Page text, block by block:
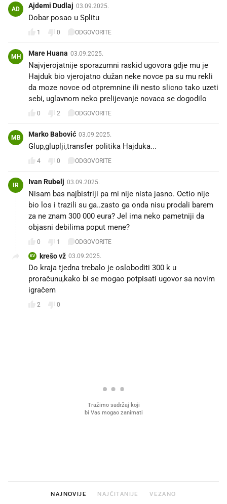
AD Ajdemi Dudlaj 03.09.2025.
Dobar posao u Splitu
1 0 ODGOVORITE
MH Mare Huana 03.09.2025.
Najvjerojatnije sporazumni raskid ugovora gdje mu je
Hajduk bio vjerojatno dužan neke novce pa su mu rekli
da moze novce od otpremnine ili nesto slicno tako uzeti
sebi, uglavnom neko prelijevanje novaca se dogodilo
0 2 ODGOVORITE
MB Marko Babović 03.09.2025.
Glup,gluplji,transfer politika Hajduka...
4 0 ODGOVORITE
IR Ivan Rubelj 03.09.2025.
Nisam bas najbistriji pa mi nije nista jasno. Octio nije
bio los i trazili su ga..zasto ga onda nisu prodali barem
za ne znam 300 000 eura? Jel ima neko pametniji da
objasni debilima poput mene?
0 1 ODGOVORITE
KV krešo vž 03.09.2025.
Do kraja tjedna trebalo je osloboditi 300 k u
proračunu,kako bi se mogao potpisati ugovor sa novim
igračem
2 0
NAJNOVIJE NAJČITANIJE VEZANO